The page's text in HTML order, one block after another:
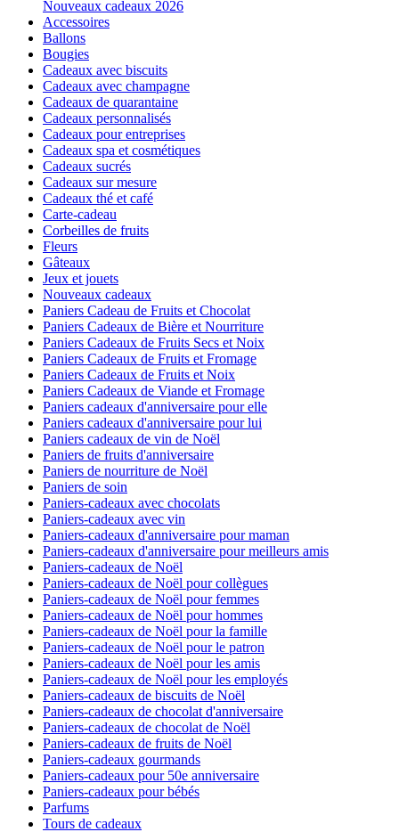
Nouveaux cadeaux 2026
Accessoires
Ballons
Bougies
Cadeaux avec biscuits
Cadeaux avec champagne
Cadeaux de quarantaine
Cadeaux personnalisés
Cadeaux pour entreprises
Cadeaux spa et cosmétiques
Cadeaux sucrés
Cadeaux sur mesure
Cadeaux thé et café
Carte-cadeau
Corbeilles de fruits
Fleurs
Gâteaux
Jeux et jouets
Nouveaux cadeaux
Paniers Cadeau de Fruits et Chocolat
Paniers Cadeaux de Bière et Nourriture
Paniers Cadeaux de Fruits Secs et Noix
Paniers Cadeaux de Fruits et Fromage
Paniers Cadeaux de Fruits et Noix
Paniers Cadeaux de Viande et Fromage
Paniers cadeaux d'anniversaire pour elle
Paniers cadeaux d'anniversaire pour lui
Paniers cadeaux de vin de Noël
Paniers de fruits d'anniversaire
Paniers de nourriture de Noël
Paniers de soin
Paniers-cadeaux avec chocolats
Paniers-cadeaux avec vin
Paniers-cadeaux d'anniversaire pour maman
Paniers-cadeaux d'anniversaire pour meilleurs amis
Paniers-cadeaux de Noël
Paniers-cadeaux de Noël pour collègues
Paniers-cadeaux de Noël pour femmes
Paniers-cadeaux de Noël pour hommes
Paniers-cadeaux de Noël pour la famille
Paniers-cadeaux de Noël pour le patron
Paniers-cadeaux de Noël pour les amis
Paniers-cadeaux de Noël pour les employés
Paniers-cadeaux de biscuits de Noël
Paniers-cadeaux de chocolat d'anniversaire
Paniers-cadeaux de chocolat de Noël
Paniers-cadeaux de fruits de Noël
Paniers-cadeaux gourmands
Paniers-cadeaux pour 50e anniversaire
Paniers-cadeaux pour bébés
Parfums
Tours de cadeaux